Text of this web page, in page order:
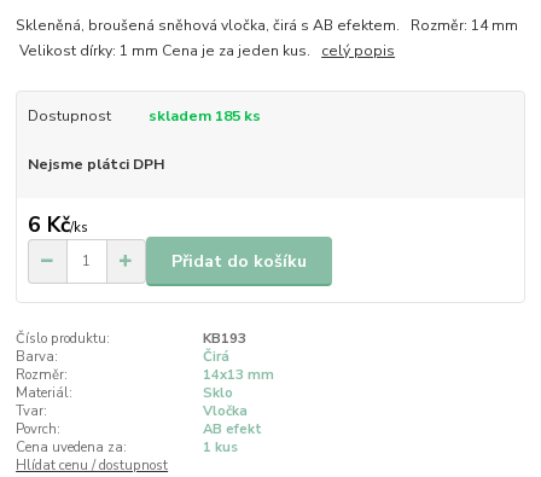
Skleněná, broušená sněhová vločka, čirá s AB efektem. Rozměr: 14 mm
Velikost dírky: 1 mm Cena je za jeden kus. celý popis
Dostupnost skladem 185 ks
Nejsme plátci DPH
6 Kč/ks
Přidat do košíku
Číslo produktu:
KB193
Barva:
Čirá
Rozměr:
14x13 mm
Materiál:
Sklo
Tvar:
Vločka
Povrch:
AB efekt
Cena uvedena za:
1 kus
Hlídat cenu / dostupnost